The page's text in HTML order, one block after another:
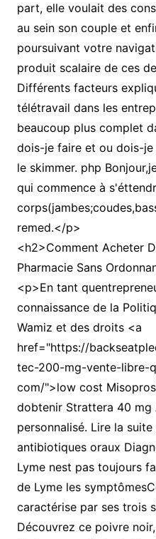
part, elle voulait des
au sein son couple et
poursuivant votre
produit scalaire de ces
Différents facteurs
télétravail dans les
beaucoup plus complet
dois-je faire et ou dois-
le skimmer. php
qui commence à
remed.</p>
<h2>Comment Acheter
Pharmacie Sans
<p>En tant
connaissance de la
Wamiz et des droits <a
href="https://
tec-200-mg-vente-libre-
com/">low cost
dobtenir Strattera 40 mg
personnalisé. Lire la
antibiotiques oraux
Lyme nest pas toujours
de Lyme les
caractérise par ses trois
Découvrez ce poivre